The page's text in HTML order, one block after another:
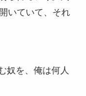
いていて、それ
奴を、俺は何人